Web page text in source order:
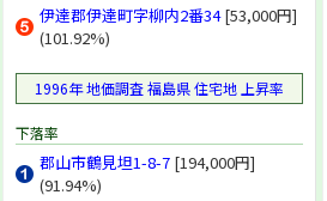
伊達郡伊達町字柳内2番34[53,000円]
(101.92%)
1996年 地価調査 福島県 住宅地 上昇率
下落率
郡山市鶴見坦1-8-7 [194,000円]
(91.94%)